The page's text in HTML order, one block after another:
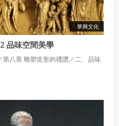
華興文化
品味空間美學
八章 雕塑造形的禮讚／二、品味